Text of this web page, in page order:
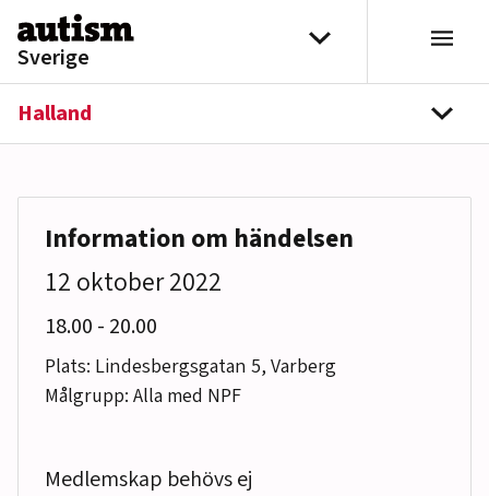
Hoppa till innehåll
Sverige
Välj distrikt
Halland
Information om händelsen
12 oktober 2022
18.00 till
- 20.00
Plats: Lindesbergsgatan 5, Varberg
Målgrupp: Alla med NPF
Medlemskap behövs ej